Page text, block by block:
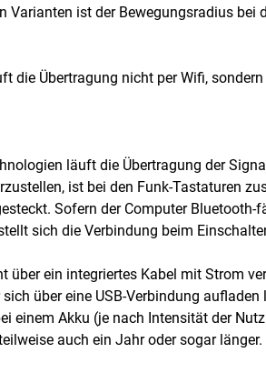
Varianten ist der Bewegungsradius
die Übertragung nicht per Wifi,
läuft die Übertragung der
ist bei den Funk-Tastaturen
Sofern der Computer
sich die Verbindung beim
über ein integriertes Kabel mit Strom
über eine USB-Verbindung
einem Akku (je nach Intensität der
auch ein Jahr oder sogar länger.